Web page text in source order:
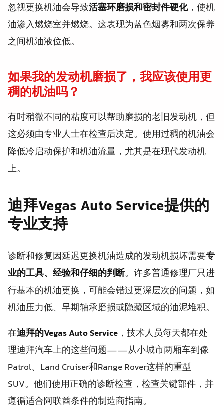
忽视更换机油会导致活塞环磨损和密封件硬化，使机
油渗入燃烧室并燃烧。这表现为蓝色烟雾和两次保养
之间机油液位低。
如果我的发动机磨损了，我应该使用更
稠的机油吗？
有时稍微不同的粘度可以帮助磨损的老旧发动机，但
这必须由专业人士在检查后决定。使用过稠的机油会
降低冷启动保护和机油流量，尤其是在现代发动机
上。
迪拜Vegas Auto Service提供的
专业支持
诊断和修复因延迟更换机油造成的发动机损坏需要专
业的工具、经验和仔细的判断。许多普通修理厂只进
行基本的机油更换，可能会错过更深层次的问题，如
机油压力低、早期轴承磨损或隐藏区域的油泥堆积。
在迪拜的Vegas Auto Service ，技术人员每天都在处
理迪拜汽车上的这些问题——从小城市两厢车到像
Patrol、Land Cruiser和Range Rover这样的重型
SUV。他们使用正确的诊断检查，检查关键部件，并
遵循适合阿联酋条件的制造商指南。